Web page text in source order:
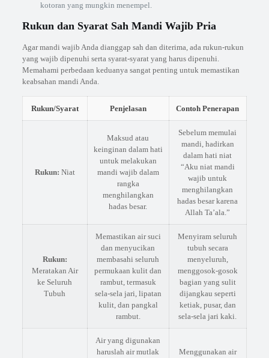
kotoran yang mungkin menempel.
Rukun dan Syarat Sah Mandi Wajib Pria
Agar mandi wajib Anda dianggap sah dan diterima, ada rukun-rukun
yang wajib dipenuhi serta syarat-syarat yang harus dipenuhi.
Memahami perbedaan keduanya sangat penting untuk memastikan
keabsahan mandi Anda.
Rukun/Syarat Penjelasan Contoh Penerapan
Rukun: Niat
Maksud atau
keinginan dalam hati
untuk melakukan
mandi wajib dalam
rangka
menghilangkan
hadas besar.
Sebelum memulai
mandi, hadirkan
dalam hati niat
“Aku niat mandi
wajib untuk
menghilangkan
hadas besar karena
Allah Ta’ala.”
Rukun:
Meratakan Air
ke Seluruh
Tubuh
Memastikan air suci
dan menyucikan
membasahi seluruh
permukaan kulit dan
rambut, termasuk
sela-sela jari, lipatan
kulit, dan pangkal
rambut.
Menyiram seluruh
tubuh secara
menyeluruh,
menggosok-gosok
bagian yang sulit
dijangkau seperti
ketiak, pusar, dan
sela-sela jari kaki.
Air yang digunakan
haruslah air mutlak
Menggunakan air